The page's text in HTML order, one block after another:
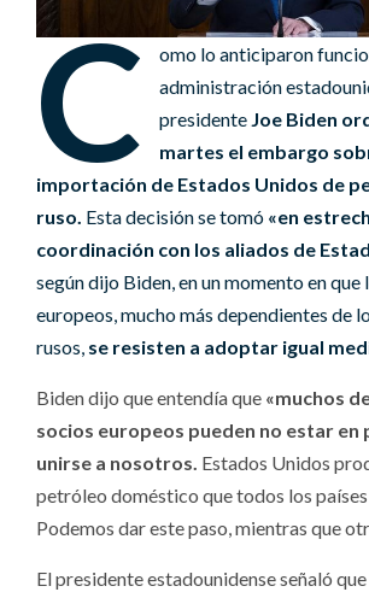
C
omo lo anticiparon
administración
presidente Joe Biden
martes el embargo
importación de Estados Unidos de
ruso. Esta decisión se tomó «en
coordinación con los aliados de
según dijo Biden, en un momento en que
europeos, mucho más dependientes de
rusos, se resisten a adoptar igual
Biden dijo que entendía que «muchos
socios europeos pueden no estar en
unirse a nosotros. Estados Unidos
petróleo doméstico que todos los países
Podemos dar este paso, mientras que
El presidente estadounidense señaló